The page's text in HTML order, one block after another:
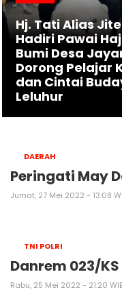
Hj. Tati Alias
Hadiri Pawai
Bumi Desa
Dorong Pelajar
dan Cintai
Leluhur
DAERAH
Peringati May
Jumat, 27 Mei 2022 - 13:08
TNI POLRI
Danrem 023/
Rabu, 25 Mei 2022 - 21:20